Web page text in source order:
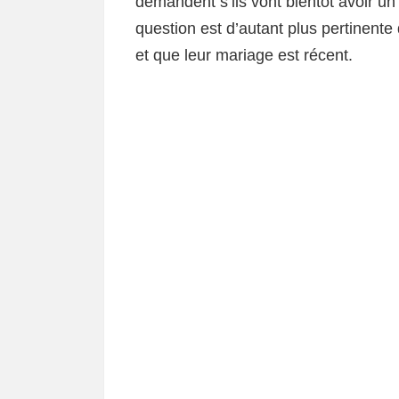
question est d’autant plus
et que leur mariage est récent.